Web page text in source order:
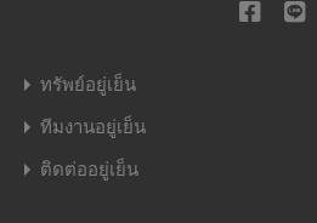
ทรัพย์อยู่เย็น
ทีมงานอยู่เย็น
ติดต่ออยู่เย็น